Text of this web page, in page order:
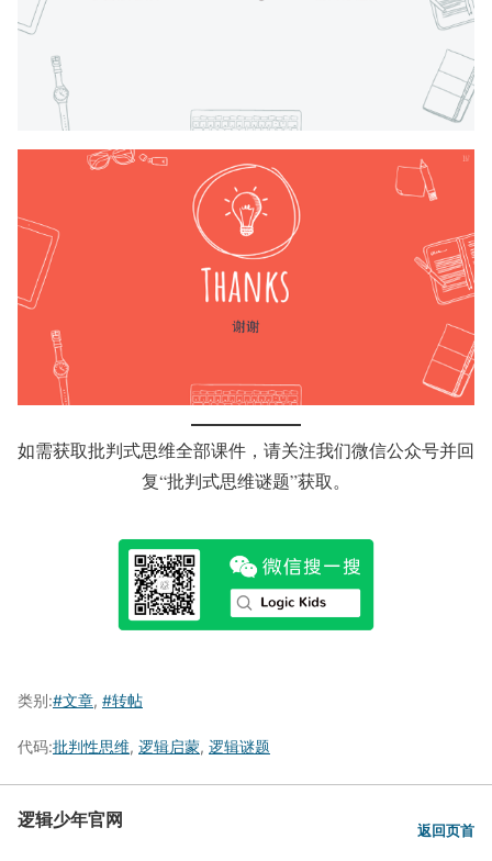
如需获取批判式思维全部课件，请关注我们微信公众号并回
复“批判式思维谜题”获取。
类别:#文章, #转帖
代码:批判性思维, 逻辑启蒙, 逻辑谜题
逻辑少年官网 返回页首